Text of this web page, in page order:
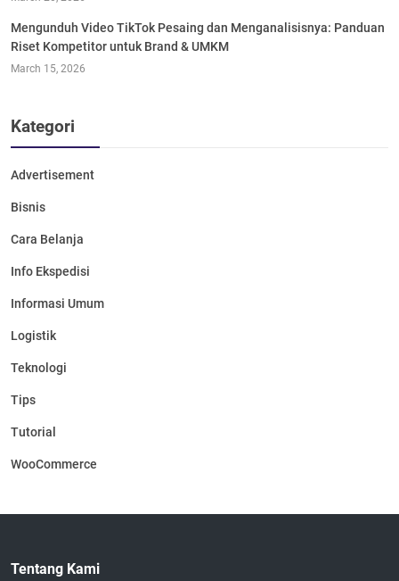
Mengunduh Video TikTok Pesaing dan Menganalisisnya: Panduan
Riset Kompetitor untuk Brand & UMKM
March 15, 2026
Kategori
Advertisement
Bisnis
Cara Belanja
Info Ekspedisi
Informasi Umum
Logistik
Teknologi
Tips
Tutorial
WooCommerce
Tentang Kami